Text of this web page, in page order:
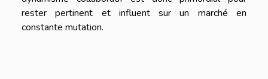
rester pertinent et influent sur un marché en
constante mutation.